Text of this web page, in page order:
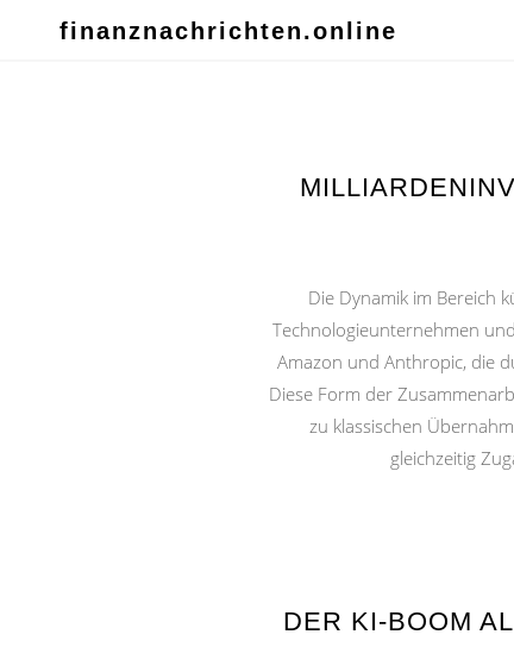
finanznachrichten.online
Die Dynamik im Bereich
Technologieunternehmen
Amazon und Anthropic, die
Diese Form der
zu klassischen
gleichzeitig
DER KI-BOOM